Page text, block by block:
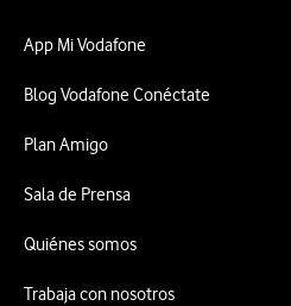
App Mi Vodafone
Blog Vodafone Conéctate
Plan Amigo
Sala de Prensa
Quiénes somos
Trabaja con nosotros